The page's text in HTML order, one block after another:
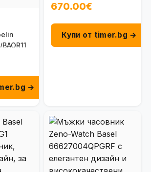
→
670.00€
Купи от timer.bg →